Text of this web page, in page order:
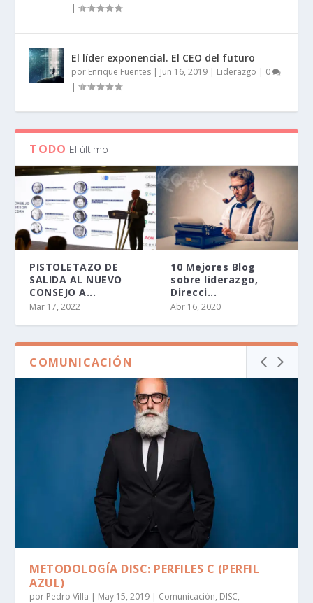
|
El líder exponencial. El CEO del futuro
por Enrique Fuentes | Jun 16, 2019 | Liderazgo | 0
|
TODO El último
PISTOLETAZO DE
SALIDA AL NUEVO
CONSEJO A...
Mar 17, 2022
10 Mejores Blog
sobre liderazgo,
Direcci...
Abr 16, 2020
COMUNICACIÓN
METODOLOGÍA DISC: PERFILES C (PERFIL
AZUL)
por Pedro Villa | May 15, 2019 | Comunicación, DISC,